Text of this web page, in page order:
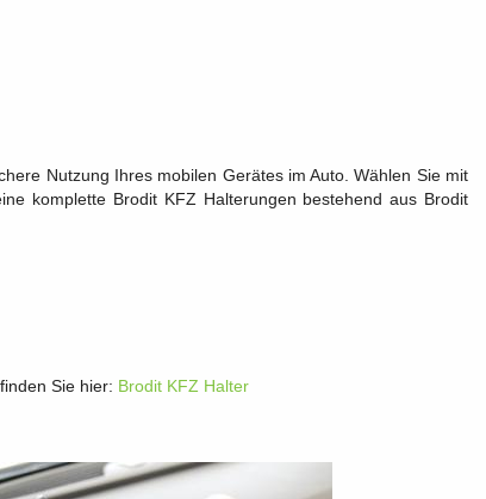
Nutzung Ihres mobilen Gerätes im Auto. Wählen Sie mit
komplette Brodit KFZ Halterungen bestehend aus Brodit
Sie hier: Brodit KFZ Halter